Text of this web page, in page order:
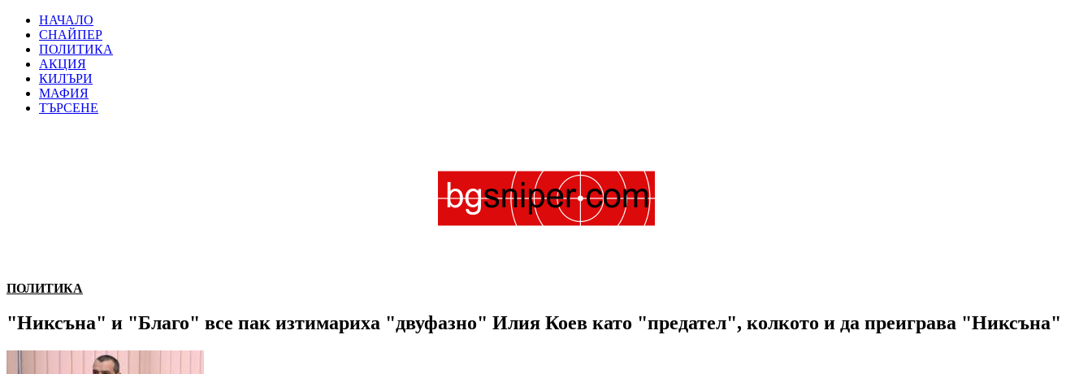
НАЧАЛО
СНАЙПЕР
ПОЛИТИКА
АКЦИЯ
КИЛЪРИ
МАФИЯ
ТЪРСЕНЕ
ПОЛИТИКА
"Никсъна" и "Благо" все пак изтимариха "двуфазно" Илия Коев като "предател", колкото и да преиграва "Никсъна"